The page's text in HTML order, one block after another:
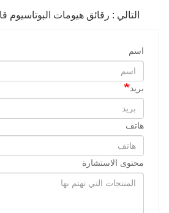
التالي : رقائق هيومات البوتاسيوم
اسم
بريد
هاتف
محتوى الاستشارة